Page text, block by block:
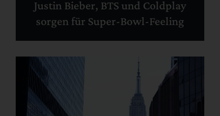
Justin Bieber, BTS und Coldplay
sorgen für Super-Bowl-Feeling